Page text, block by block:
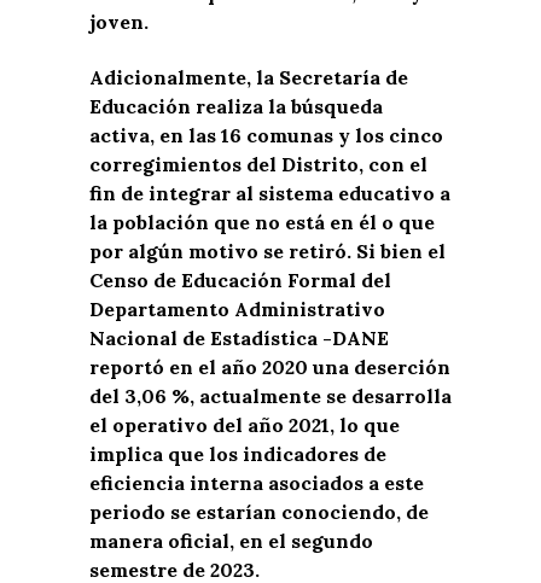
joven.
Adicionalmente, la Secretaría de
Educación realiza la búsqueda
activa, en las 16 comunas y los cinco
corregimientos del Distrito, con el
fin de integrar al sistema educativo a
la población que no está en él o que
por algún motivo se retiró. Si bien el
Censo de Educación Formal del
Departamento Administrativo
Nacional de Estadística -DANE
reportó en el año 2020 una deserción
del 3,06 %, actualmente se desarrolla
el operativo del año 2021, lo que
implica que los indicadores de
eficiencia interna asociados a este
periodo se estarían conociendo, de
manera oficial, en el segundo
semestre de 2023.